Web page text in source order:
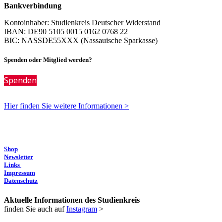
Bankverbindung
Kontoinhaber: Studienkreis Deutscher Widerstand
IBAN: DE90 5105 0015 0162 0768 22
BIC: NASSDE55XXX (Nassauische Sparkasse)
Spenden oder Mitglied werden?
Spenden
Hier finden Sie weitere Informationen >
Shop
Newsletter
Links
Impressum
Datenschutz
Aktuelle Informationen des Studienkreis
finden Sie auch aufInstagram >